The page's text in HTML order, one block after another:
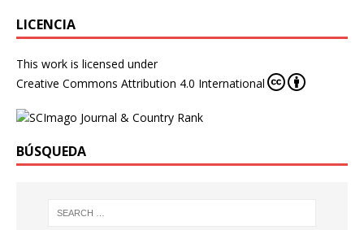
LICENCIA
This work is licensed under
Creative Commons Attribution 4.0 International
BÚSQUEDA